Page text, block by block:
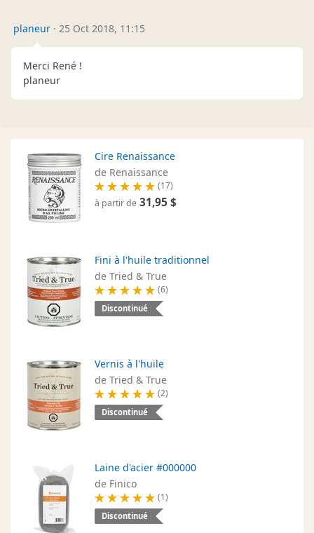
planeur · 25 Oct 2018, 11:15
Merci René !
planeur
Cire Renaissance
de Renaissance
(17)
à partir de 31,95 $
Fini à l'huile traditionnel
de Tried & True
(6)
Discontinué
Vernis à l'huile
de Tried & True
(2)
Discontinué
Laine d'acier #000000
de Finico
(1)
Discontinué